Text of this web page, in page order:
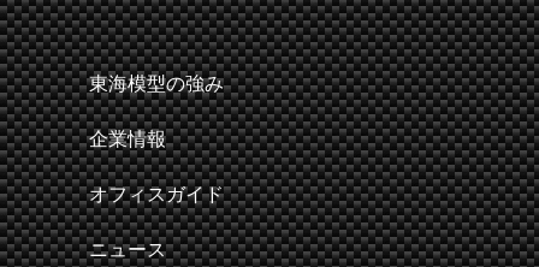
東海模型の強み
企業情報
オフィスガイド
ニュース